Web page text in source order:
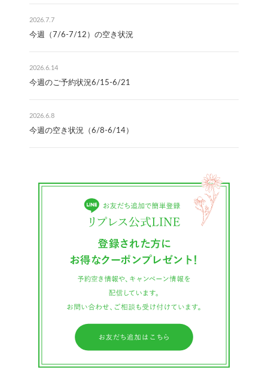
2026.7.7
今週（7/6-7/12）の空き状況
2026.6.14
今週のご予約状況6/15-6/21
2026.6.8
今週の空き状況（6/8-6/14）